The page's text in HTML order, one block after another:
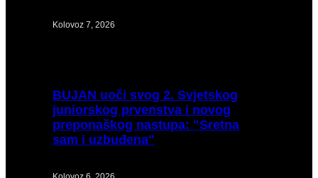
Kolovoz 7, 2026
BUJAN uoči svog 2. Svjetskog
juniorskog prvenstva i novog
preponaškog nastupa: "Sretna
sam i uzbuđena"